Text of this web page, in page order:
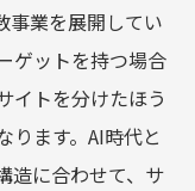
事業を展開してい
ゲットを持つ場合
イトを分けたほう
ります。AI時代と
造に合わせて、サ